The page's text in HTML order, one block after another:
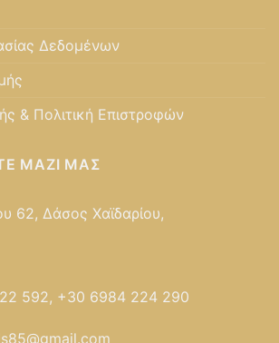
Δεδομένων
& Πολιτική Επιστροφών
ΜΑΖΊ ΜΑΣ
62, Δάσος Χαϊδαρίου,
592, +30 6984 224 290